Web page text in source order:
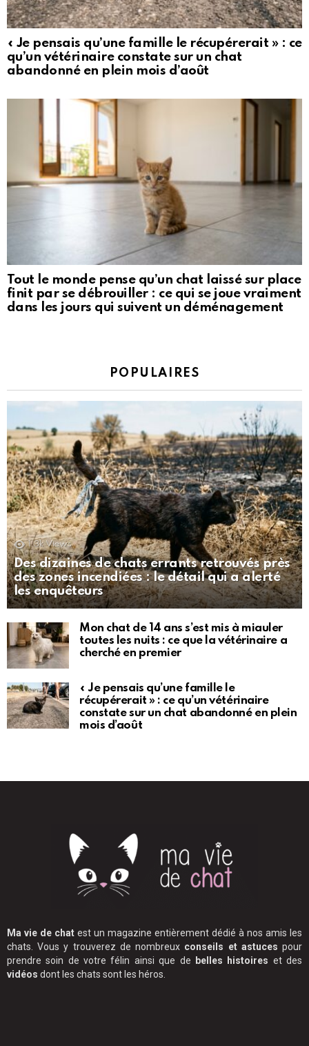
« Je pensais qu’une famille le récupérerait » : ce
qu’un vétérinaire constate sur un chat
abandonné en plein mois d’août
Tout le monde pense qu’un chat laissé sur place
finit par se débrouiller : ce qui se joue vraiment
dans les jours qui suivent un déménagement
POPULAIRES
1.3k Views
Des dizaines de chats errants retrouvés près
des zones incendiées : le détail qui a alerté
les enquêteurs
Mon chat de 14 ans s’est mis à miauler
toutes les nuits : ce que la vétérinaire a
cherché en premier
« Je pensais qu’une famille le
récupérerait » : ce qu’un vétérinaire
constate sur un chat abandonné en plein
mois d’août
Ma vie de chat est un magazine entièrement dédié à nos amis les
chats. Vous y trouverez de nombreux conseils et astuces pour
prendre soin de votre félin ainsi que de belles histoires et des
vidéos dont les chats sont les héros.